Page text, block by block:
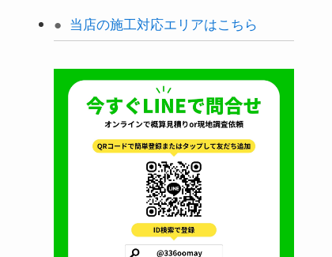
当店の施工対応エリアはこちら